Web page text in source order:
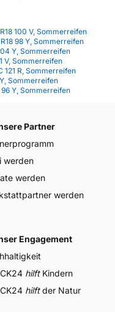
100 V, Sommerreifen
98 Y, Sommerreifen
Y, Sommerreifen
V, Sommerreifen
121 R, Sommerreifen
Sommerreifen
Y, Sommerreifen
Partner
werden
werden
werden
Engagement
hilftKindern
hilftder Natur